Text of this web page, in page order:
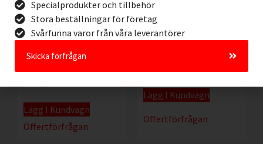
Justerbart
rattventillås i
Ø 25-165 mm. Brady
Lägg I Kundvagn
Offertförfrågan
Låsbygel i rostfritt
stål Brady 873384
Lägg I Kundvagn
Offertförfrågan
Specialprodukter och tillbehör
Stora beställningar för företag
Svårfunna varor från våra leverantörer
Skicka förfrågan